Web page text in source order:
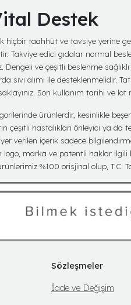
Destek
hiçbir taahhüt ve tavsiye yerine
edici gıdalar normal
ve çeşitli beslenme
sıvı alımı ile desteklenmelidir.
Son kullanım tarihi ve lot
ürünlerdir, kesinlikle
çeşitli hastalıkları önleyici ya da
verilen içerik sadece
marka ve patentli haklar ilgili
%100 orisjinal olup, T.C.
Sözleşmeler
İade ve Değişim